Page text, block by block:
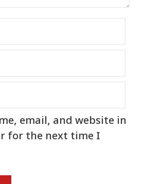
email, and website in
for the next time I